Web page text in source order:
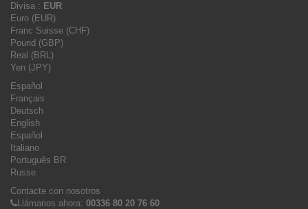
Divisa : EUR
Euro (EUR)
Franc Suisse (CHF)
Pound (GBP)
Real (BRL)
Yen (JPY)
Español
Français
Deutsch
English
Español
Italiano
Português BR
Russe
Contacte con nosotros
Llámanos ahora: 00336 80 20 76 60